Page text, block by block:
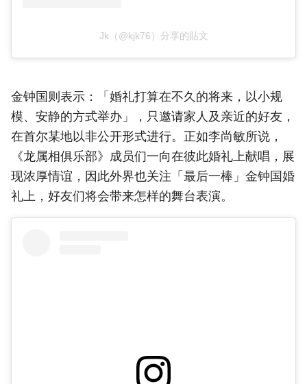
Jk（@kjk76）分享的貼文
金钟国则表示：「婚礼打算在不久的将来，以小规
模、安静的方式举办」，只邀请家人及亲近的好友，
在首尔某地以非公开形式进行。正如李尚敏所说，
《龙属相俱乐部》成员们一向在彼此婚礼上献唱，展
现浓厚情谊，因此外界也关注「最后一棒」金钟国婚
礼上，好友们将会带来怎样的舞台表演。